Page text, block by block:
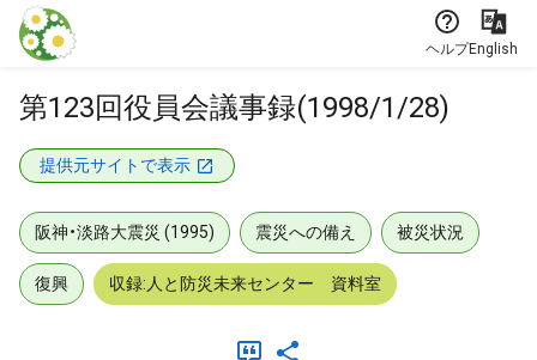
本文に飛ぶ
ヘルプEnglish
第123回役員会議事録(1998/1/28)
提供元サイトで表示
阪神・淡路大震災 (1995) 震災への備え 被災状況
復興 収録:人と防災未来センター 資料室